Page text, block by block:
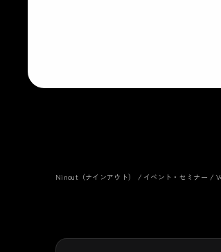
Ninout（ナインアウト） / イベント・セミナー /